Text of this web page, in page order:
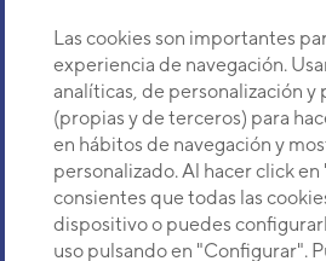
Las cookies son importantes
experiencia de navegación.
analíticas, de personalización y
(propias y de terceros) para
en hábitos de navegación y
personalizado. Al hacer click
consientes que todas las
dispositivo o puedes
uso pulsando en "Configurar".
Sobre Nosotros
Descubre Eurofred
Dónde Estamos
¿Buscas un servicio técnico?